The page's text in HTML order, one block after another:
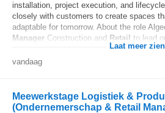
installation, project execution, and
closely with customers to create spaces
adaptable for tomorrow. About the role
Manager Construction and Retail to lead
Laat meer zien
vandaag
Meewerkstage Logistiek &
(Ondernemerschap & Retail